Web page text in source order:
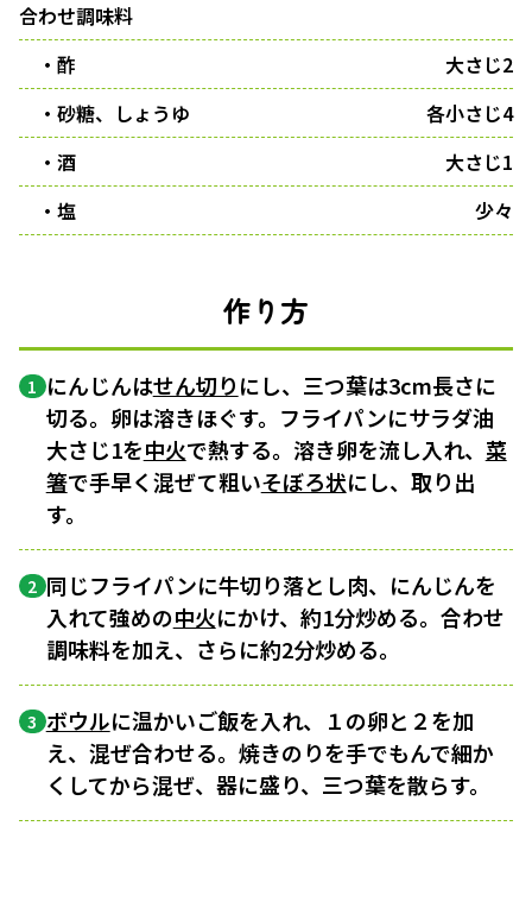
合わせ調味料
・酢
大さじ2
・砂糖、しょうゆ
各小さじ4
・酒
大さじ1
・塩
少々
作り方
1 にんじんはせん切りにし、三つ葉は3cm長さに
切る。卵は溶きほぐす。フライパンにサラダ油
大さじ1を中火で熱する。溶き卵を流し入れ、 菜
箸で手早く混ぜて粗いそぼろ状にし、取り出
す。
2 同じフライパンに牛切り落とし肉、にんじんを
入れて強めの中火にかけ、約1分炒める。合わせ
調味料を加え、さらに約2分炒める。
3 ボウルに温かいご飯を入れ、１の卵と２を加
え、混ぜ合わせる。焼きのりを手でもんで細か
くしてから混ぜ、器に盛り、三つ葉を散らす。